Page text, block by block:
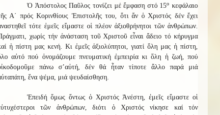
Ὁ Ἀπόστολος Παῦλος τονίζει μέ ἔμφαση στό 15ο κεφάλαιο
Α΄ πρός Κορινθίους Ἐπιστολῆς του, ὅτι ἄν ὁ Χριστός δέν ἔχει
τότε ἐμεῖς εἴμαστε οἱ πλέον ἀξιοθρήνητοι τῶν ἀνθρώπων.
χωρίς τήν ἀνάσταση τοῦ Χριστοῦ εἶναι ἄδειο τό κήρυγμα
ἡ πίστη μας κενή. Κι ἐμεῖς ἀξιολύπητοι, γιατί ὅλη μας ἡ πίστη,
αὐτό πού ὀνομάζουμε πνευματική ἐμπειρία κι ὅλη ἡ ζωή, πού
πάνω σ’αὐτή, δέν θά ἦταν τίποτε ἄλλο παρά μιά
ἕνα ψέμα, μιά ψευδαίσθηση.
Ἐπειδή ὅμως ὄντως ὁ Χριστός Ἀνέστη, ἐμεῖς εἴμαστε οἱ
τῶν ἀνθρώπων, διότι ὁ Χριστός νίκησε καί τόν